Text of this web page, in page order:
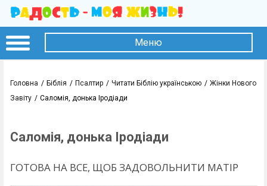
Меню
Головна Біблія Псалтир Читати Біблію українською
Жінки Нового
Завіту
Саломія, донька Іродіади
Саломія, донька Іродіади
ГОТОВА НА ВСЕ, ЩОБ ЗАДОВОЛЬНИТИ МАТІР